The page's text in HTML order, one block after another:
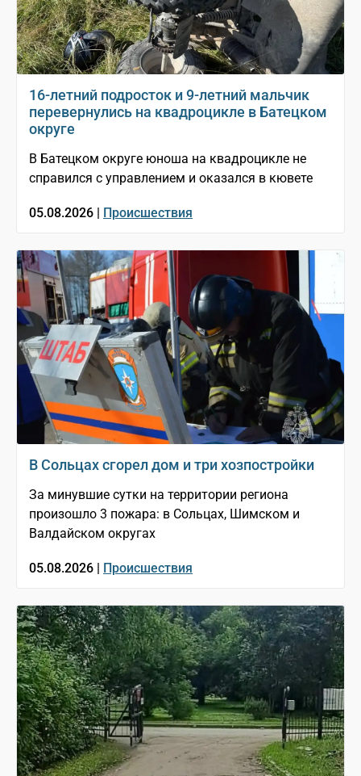
16-летний подросток и 9-летний мальчик
перевернулись на квадроцикле в Батецком
округе
В Батецком округе юноша на квадроцикле не
справился с управлением и оказался в кювете
05.08.2026 | Происшествия
В Сольцах сгорел дом и три хозпостройки
За минувшие сутки на территории региона
произошло 3 пожара: в Сольцах, Шимском и
Валдайском округах
05.08.2026 | Происшествия